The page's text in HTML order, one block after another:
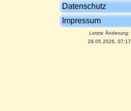
Datenschutz
Impressum
Letzte Änderung:
29.05.2026, 07:17